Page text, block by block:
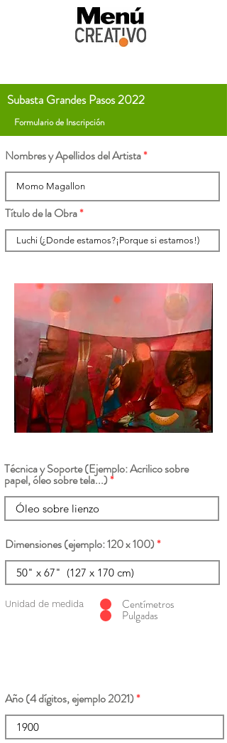
Subasta Grandes Pasos 2022
Formulario de Inscripción
Nombres y Apellidos del Artista
Título de la Obra
Técnica y Soporte (Ejemplo: Acrilico sobre
papel, óleo sobre tela...)
Dimensiones (ejemplo: 120 x 100)
Unidad de medida Centímetros
Pulgadas
Año (4 dígitos, ejemplo 2021)